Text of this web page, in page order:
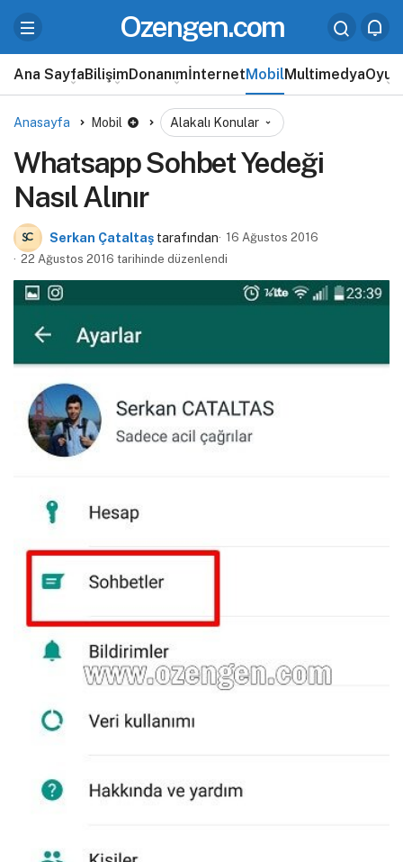
Ozengen.com
Ana SayfaBilişimDonanımİnternetMobilMultimedyaOyun
Anasayfa Mobil Alakalı Konular
Whatsapp Sohbet Yedeği
Nasıl Alınır
Serkan Çataltaş tarafından
16 Ağustos 2016
22 Ağustos 2016 tarihinde düzenlendi